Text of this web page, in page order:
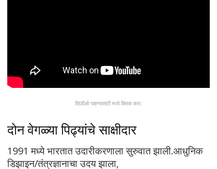
व्हिडीओ पाहण्यासाठी मध्ये क्लिक करा.
दोन वेगळ्या पिढ्यांचे साक्षीदार
1991 मध्ये भारतात उदारीकरणाला सुरुवात झाली.आधुनिक
डिझाइन/तंत्रज्ञानाचा उदय झाला,